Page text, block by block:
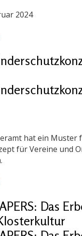
2024
hat ein Muster
für Vereine und
Das